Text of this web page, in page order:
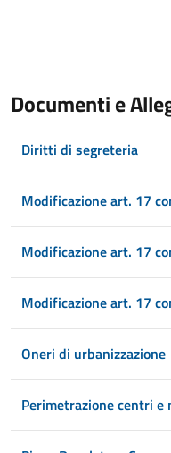
Documenti e
Diritti di segreteria
Modificazione art. 17
Modificazione art. 17
Modificazione art. 17
Oneri di urbanizzazione
Perimetrazione centri e